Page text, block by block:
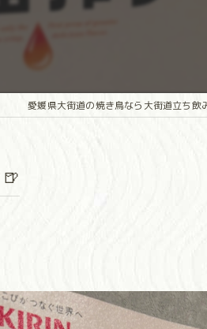
愛媛県大街道の焼き鳥なら大街道立ち飲